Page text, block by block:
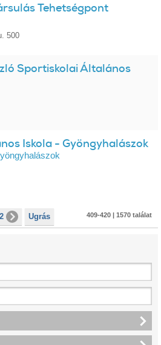
Tehetségpont
500
Sportiskolai Általános
Iskola - Gyöngyhalászok
Ugrás 409-420 | 1570 találat